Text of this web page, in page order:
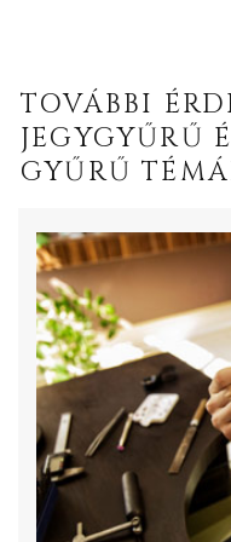
TOVÁBBI
JEGYGYŰRŰ
GYŰRŰ